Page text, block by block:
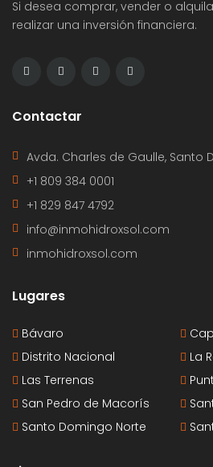
Si desea comprar, vender o
realizar una inversión financiera.
Contactar
Avda. Charles de Gaulle, Santo
+1 809 384 0001
+1 829 847 4792
info@inmohidroxsol.com
inmohidroxsol.com
Lugares
Bávaro
Distrito Nacional
La
Las Terrenas
San Pedro de Macorís
Santo Domingo Norte